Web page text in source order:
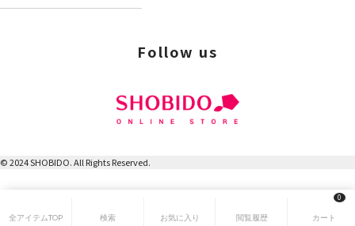
0
© 2024 SHOBIDO. All Rights Reserved.
Follow us